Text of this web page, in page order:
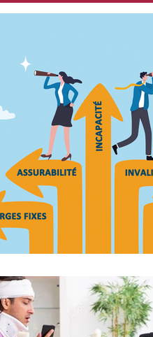
retraite salarié
bourse indépendant